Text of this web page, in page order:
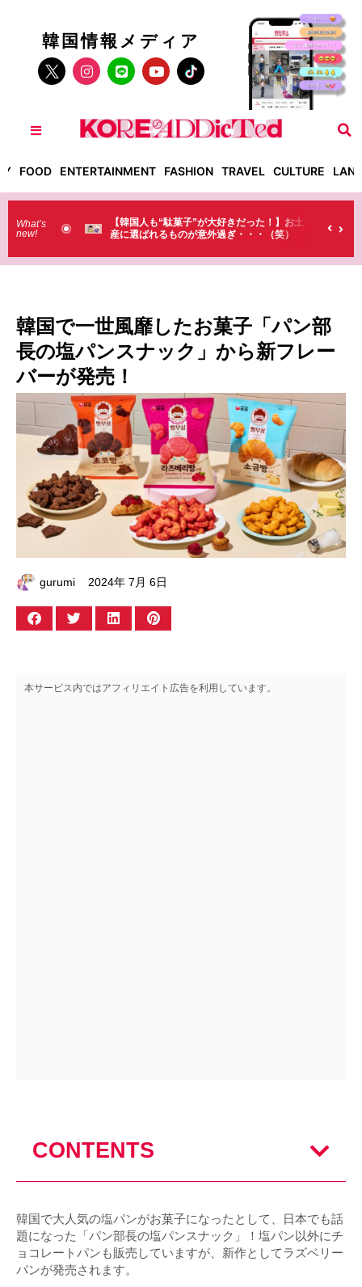
韓国情報メディア
FOOD ENTERTAINMENT FASHION TRAVEL CULTURE
What’s
new!
も“駄菓子”が大好きだった！】お土
れるものが意外過ぎ・・・（笑）
【そんなものまで買っていくの
ラストで韓国人が買うものがち
韓国で一世風靡したお菓子「パン部
長の塩パンスナック」から新フレー
バーが発売！
gurumi 2024年 7月 6日
本サービス内ではアフィリエイト広告を利用しています。
CONTENTS
韓国で大人気の塩パンがお菓子になったとして、日本でも話
題になった「パン部長の塩パンスナック」！塩パン以外にチ
ョコレートパンも販売していますが、新作としてラズベリー
パンが発売されます。